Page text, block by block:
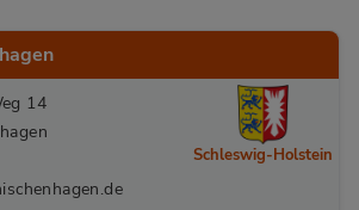
14
Schleswig-Holstein